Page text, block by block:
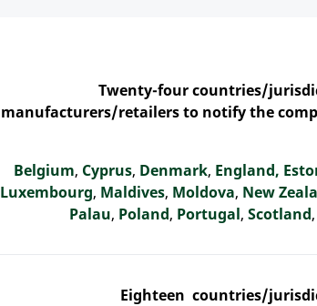
Twenty-four countries/
manufacturers/retailers to notify the
Belgium, Cyprus, Denmark, England,
Luxembourg, Maldives, Moldova, New
Palau, Poland, Portugal, Scotland,
Eighteen countries/